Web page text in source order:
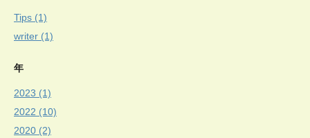
Tips (1)
writer (1)
年
2023 (1)
2022 (10)
2020 (2)